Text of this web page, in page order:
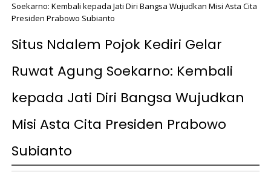
Soekarno: Kembali kepada Jati Diri Bangsa Wujudkan Misi Asta Cita
Presiden Prabowo Subianto
Situs Ndalem Pojok Kediri Gelar
Ruwat Agung Soekarno: Kembali
kepada Jati Diri Bangsa Wujudkan
Misi Asta Cita Presiden Prabowo
Subianto